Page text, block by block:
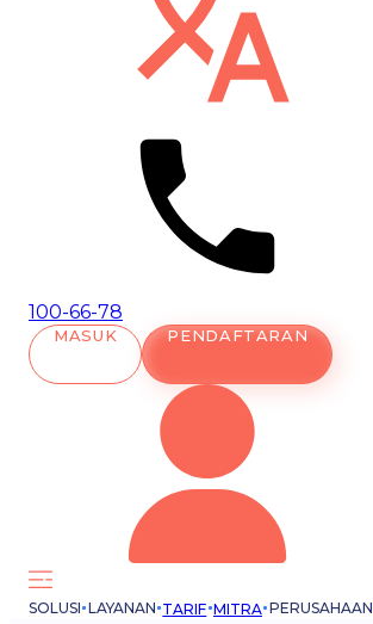
100-66-78
MASUK PENDAFTARAN
SOLUSI LAYANAN TARIF MITRA PERUSAHAAN